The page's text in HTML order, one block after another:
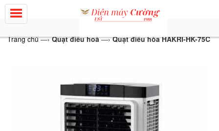
Trang chủ—› Quạt điều hoà—› Quạt điều hòa HAKRI-HK-75C